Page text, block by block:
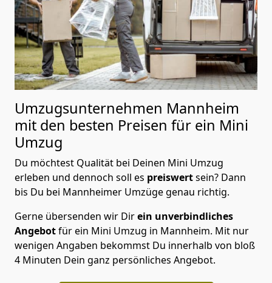
Umzugsunternehmen Mannheim
mit den besten Preisen für ein Mini
Umzug
Du möchtest Qualität bei Deinen Mini Umzug
erleben und dennoch soll es preiswertsein? Dann
bis Du bei Mannheimer Umzüge genau richtig.
Gerne übersenden wir Direin unverbindliches
Angebotfür ein Mini Umzug in Mannheim. Mit nur
wenigen Angaben bekommst Du innerhalb von bloß
4 Minuten Dein ganz persönliches Angebot.